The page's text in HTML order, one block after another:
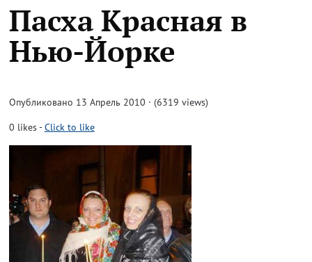
Пасха Красная в
Нью-Йорке
Опубликовано 13 Апрель 2010 · (6319 views)
0 likes-Click to like